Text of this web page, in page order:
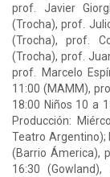
prof. Javier
(Trocha), prof.
(Trocha), prof.
(Trocha), prof.
prof. Marcelo
11:00 (MAMM),
18:00 Niños 10 a
Producción:
Teatro Argentino);
(Barrio Ámerica),
16:30